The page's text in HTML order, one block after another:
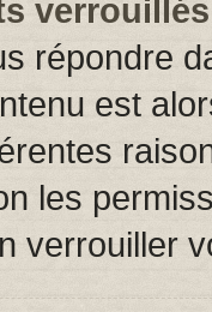
répondre
est
les
verrouiller